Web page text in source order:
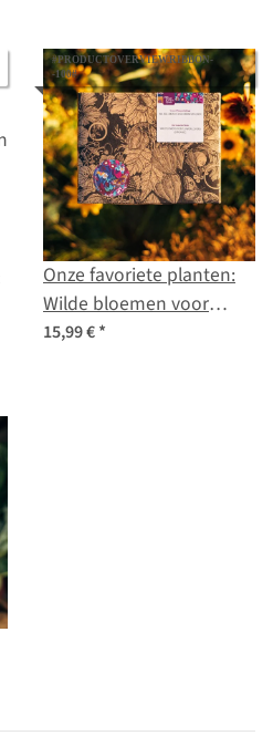
#PRODUCTOVERVIEW.RIBBON-
-100#
Onze favoriete planten:
Wilde bloemen voor
bloemenfans (bio) - zaad-
15,99 €*